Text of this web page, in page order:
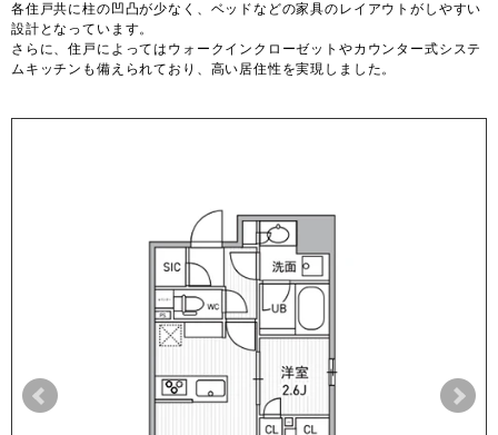
各住戸共に柱の凹凸が少なく、ベッドなどの家具のレイアウトがしやすい
設計となっています。
さらに、住戸によってはウォークインクローゼットやカウンター式システ
ムキッチンも備えられており、高い居住性を実現しました。